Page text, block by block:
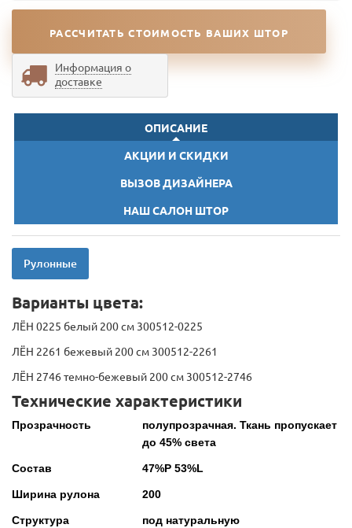
РАССЧИТАТЬ СТОИМОСТЬ ВАШИХ ШТОР
Информация о
доставке
ОПИСАНИЕ
АКЦИИ И СКИДКИ
ВЫЗОВ ДИЗАЙНЕРА
НАШ САЛОН ШТОР
Рулонные
Варианты цвета:
ЛЁН 0225 белый 200 см 300512-0225
ЛЁН 2261 бежевый 200 см 300512-2261
ЛЁН 2746 темно-бежевый 200 см 300512-2746
Технические характеристики
Прозрачность
полупрозрачная. Ткань пропускает
до 45% света
Состав 47%P 53%L
Ширина рулона 200
Структура под натуральную